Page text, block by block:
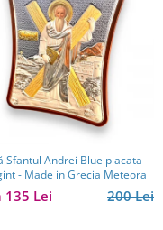
Sfantul Andrei Blue placata
- Made in Grecia Meteora
200 Lei
135 Lei